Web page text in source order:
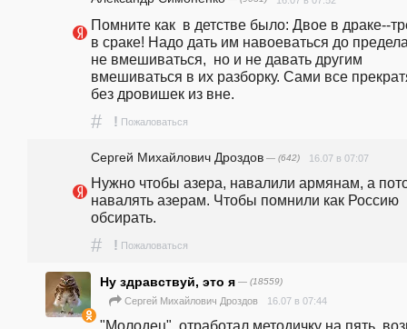
Помните как  в детстве было: Двое в драке--
в сраке! Надо дать им навоеваться до
не вмешиваться,  но и не давать другим
вмешиваться в их разборку. Сами все
без дровишек из вне.
# ! Пожаловаться
Сергей Михайлович Дроздов — (642) 16.07 в 07:07
Нужно чтобы азера, навалили армянам, а
навалять азерам. Чтобы помнили как Россию
обсирать.
# ! Пожаловаться
Ну здравствуй, это я — (18559)
Сергей Михайлович Дроздов 16.07 в 07:44